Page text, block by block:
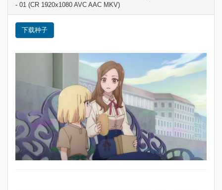
- 01 (CR 1920x1080 AVC AAC MKV)
下载种子